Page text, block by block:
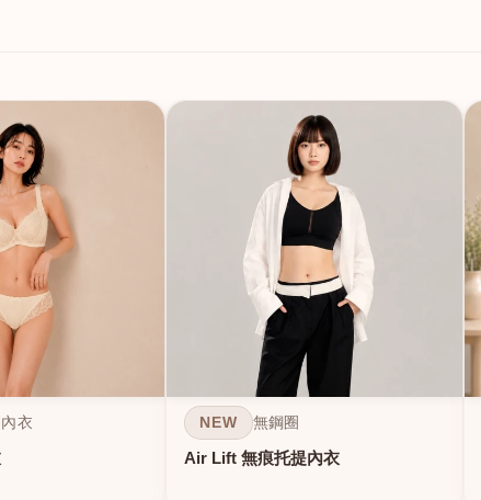
衣 NEW 無鋼圈
Air Lift 無痕托提內衣